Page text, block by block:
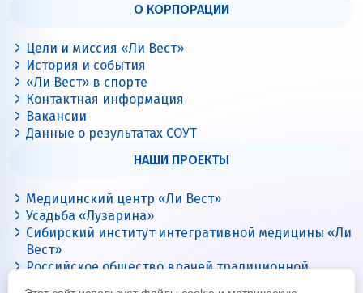
О КОРПОРАЦИИ
Цели и миссия «Ли Вест»
История и события
«Ли Вест» в спорте
Контактная информация
Вакансии
Данные о результатах СОУТ
НАШИ ПРОЕКТЫ
Медицинский центр «Ли Вест»
Усадьба «Лузарина»
Сибирский институт интегративной медицины «Ли
Вест»
Российское общество врачей традиционной